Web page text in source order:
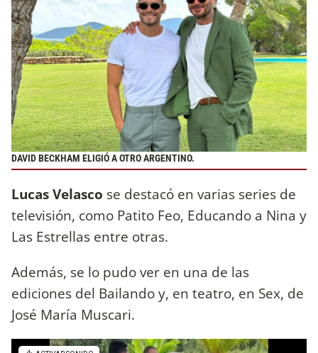
DAVID BECKHAM ELIGIÓ A OTRO ARGENTINO.
Lucas Velasco se destacó en varias series de
televisión, como Patito Feo, Educando a Nina y
Las Estrellas entre otras.
Además, se lo pudo ver en una de las
ediciones del Bailando y, en teatro, en Sex, de
José María Muscari.